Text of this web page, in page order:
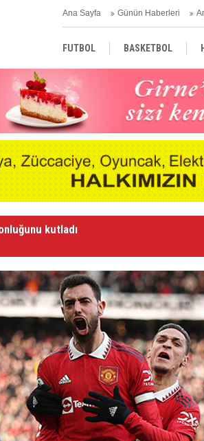
Ana Sayfa Günün Haberleri
FUTBOL BASKETBOL
TÜRKİYE AVRUPA
sürüyor